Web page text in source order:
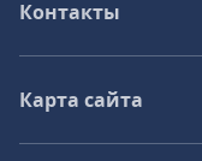
Контакты
Карта сайта